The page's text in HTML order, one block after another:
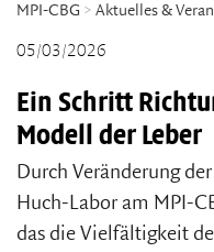
MPI-CBG > Aktuelles &
05/03/2026
Ein Schritt
Modell der Leber
Durch Veränderung
Huch-Labor am MPI-
das die Vielfältigkeit